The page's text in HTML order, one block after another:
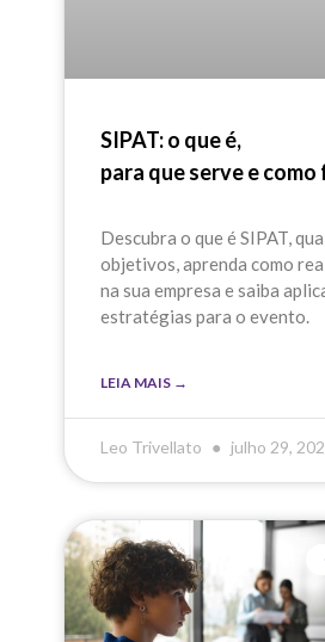
SIPAT: o que é,
para que serve e como
Descubra o que é SIPAT,
objetivos, aprenda como
na sua empresa e saiba
estratégias para o evento.
LEIA MAIS →
Leo Trivellato julho 29,